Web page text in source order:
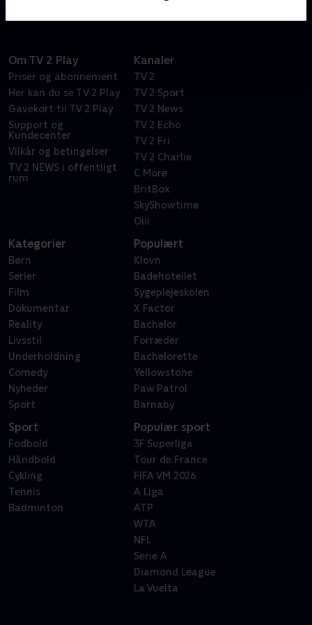
Om TV 2 Play
Priser og abonnement
Her kan du se TV 2 Play
Gavekort til TV 2 Play
Support og
Kundecenter
Vilkår og betingelser
TV 2 NEWS i offentligt
rum
Kanaler
TV 2
TV 2 Sport
TV 2 News
TV 2 Echo
TV 2 Fri
TV 2 Charlie
C More
BritBox
SkyShowtime
Oiii
Kategorier
Børn
Serier
Film
Dokumentar
Reality
Livsstil
Underholdning
Comedy
Nyheder
Sport
Populært
Klovn
Badehotellet
Sygeplejeskolen
X Factor
Bachelor
Forræder
Bachelorette
Yellowstone
Paw Patrol
Barnaby
Sport
Fodbold
Håndbold
Cykling
Tennis
Badminton
Populær sport
3F Superliga
Tour de France
FIFA VM 2026
A Liga
ATP
WTA
NFL
Serie A
Diamond League
La Vuelta